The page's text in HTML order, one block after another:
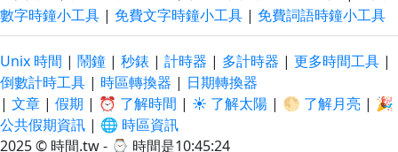
數字時鐘小工具 | 免費文字時鐘小工具 | 免費詞語時鐘小工具
Unix 時間 | 鬧鐘 | 秒錶 | 計時器 | 多計時器 | 更多時間工具 |
倒數計時工具 | 時區轉換器 | 日期轉換器
| 文章 | 假期 | ⏰ 了解時間 | ☀️ 了解太陽 | 🌕 了解月亮 | 🎉
公共假期資訊 | 🌐 時區資訊
2025 © 時間.tw - ⌚ 時間是10:45:26